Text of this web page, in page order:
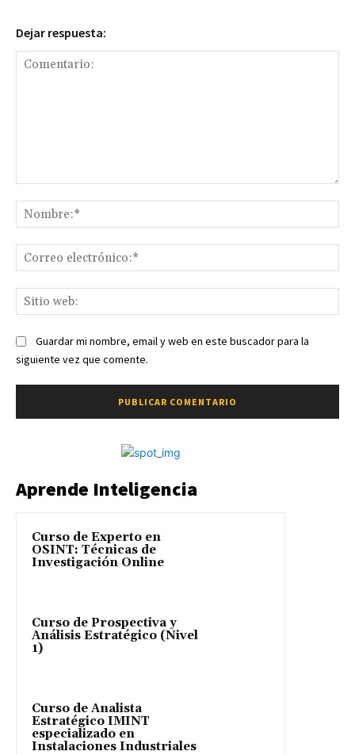
Dejar respuesta:
Guardar mi nombre, email y web en este buscador para la
siguiente vez que comente.
Aprende Inteligencia
Curso de Experto en
OSINT: Técnicas de
Investigación Online
Curso de Prospectiva y
Análisis Estratégico (Nivel
1)
Curso de Analista
Estratégico IMINT
especializado en
Instalaciones Industriales